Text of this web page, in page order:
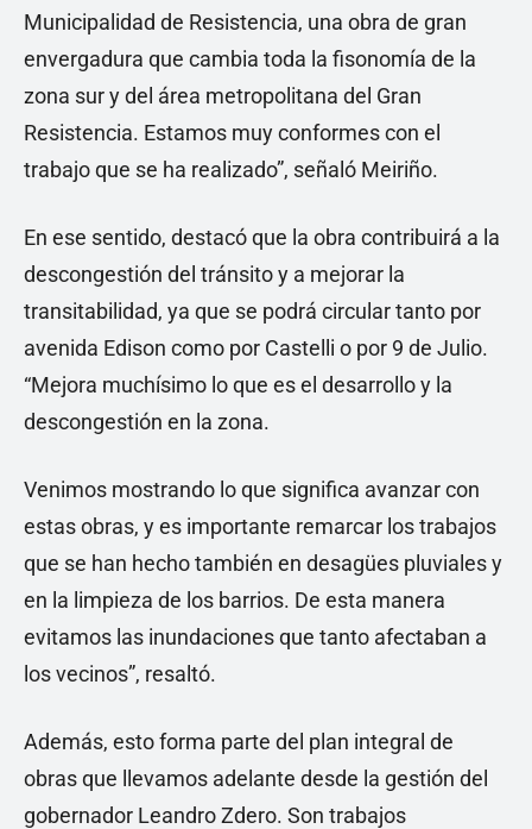
Municipalidad de Resistencia, una obra de gran
envergadura que cambia toda la fisonomía de la
zona sur y del área metropolitana del Gran
Resistencia. Estamos muy conformes con el
trabajo que se ha realizado”, señaló Meiriño.
En ese sentido, destacó que la obra contribuirá a la
descongestión del tránsito y a mejorar la
transitabilidad, ya que se podrá circular tanto por
avenida Edison como por Castelli o por 9 de Julio.
“Mejora muchísimo lo que es el desarrollo y la
descongestión en la zona.
Venimos mostrando lo que significa avanzar con
estas obras, y es importante remarcar los trabajos
que se han hecho también en desagües pluviales y
en la limpieza de los barrios. De esta manera
evitamos las inundaciones que tanto afectaban a
los vecinos”, resaltó.
Además, esto forma parte del plan integral de
obras que llevamos adelante desde la gestión del
gobernador Leandro Zdero. Son trabajos